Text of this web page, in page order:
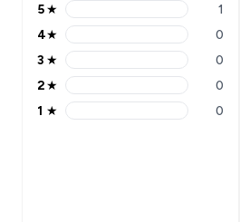
5 stars rating 1 reviews
5★ 1
4 stars rating 0 reviews
4★ 0
3 stars rating 0 reviews
3 ★ 0
2 stars rating 0 reviews
2★ 0
1 stars rating 0 reviews
1 ★ 0